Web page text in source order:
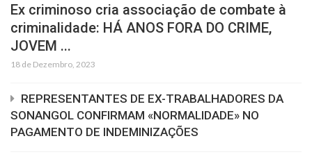
Ex criminoso cria associação de combate à
criminalidade: HÁ ANOS FORA DO CRIME,
JOVEM ...
18 de Dezembro, 2023
REPRESENTANTES DE EX-TRABALHADORES DA
SONANGOL CONFIRMAM «NORMALIDADE» NO
PAGAMENTO DE INDEMINIZAÇÕES